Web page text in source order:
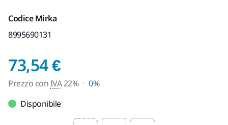
Codice Mirka
8995690131
73,54 €Prezzo con IVA 22%
Prezzo conIVA22%
0%
Disponibile